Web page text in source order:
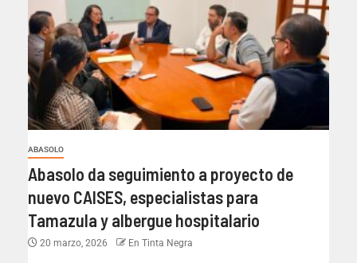
ABASOLO
Abasolo da seguimiento a proyecto de
nuevo CAISES, especialistas para
Tamazula y albergue hospitalario
20 marzo, 2026 En Tinta Negra